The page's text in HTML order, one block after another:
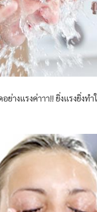
ย่างแรงค่าาา!! ยิ่งแรงยิ่